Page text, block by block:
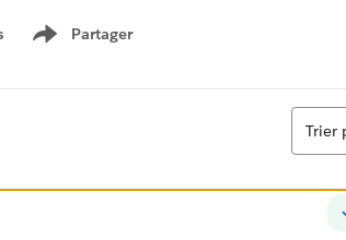
Partager
Show menu
Tri
Trier